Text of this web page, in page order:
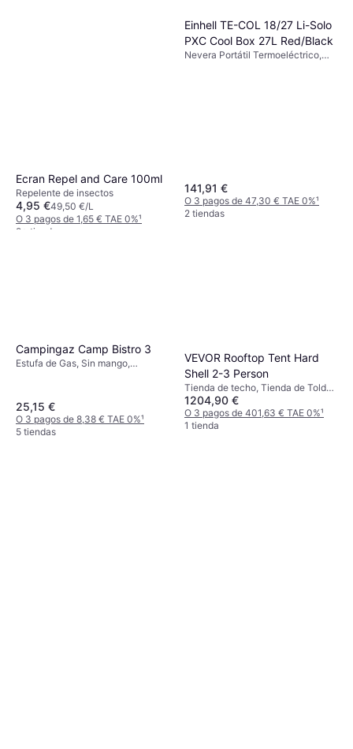
Ecran Repel and Care 100ml
Repelente de insectos
4,95 €49,50 €/L
O 3 pagos de 1,65 € TAE 0%¹
9+ tiendas
Einhell TE-COL 18/27 Li-Solo
PXC Cool Box 27L Red/Black
Nevera Portátil Termoeléctrico,
141,91 €
O 3 pagos de 47,30 € TAE 0%¹
2 tiendas
Campingaz Camp Bistro 3
Estufa de Gas, Sin mango,
25,15 €
O 3 pagos de 8,38 € TAE 0%¹
5 tiendas
VEVOR Rooftop Tent Hard
Shell 2-3 Person
Tienda de techo, Tienda de Toldo,
Tienda 4 Estaciones
1204,90 €
O 3 pagos de 401,63 € TAE 0%¹
1 tienda